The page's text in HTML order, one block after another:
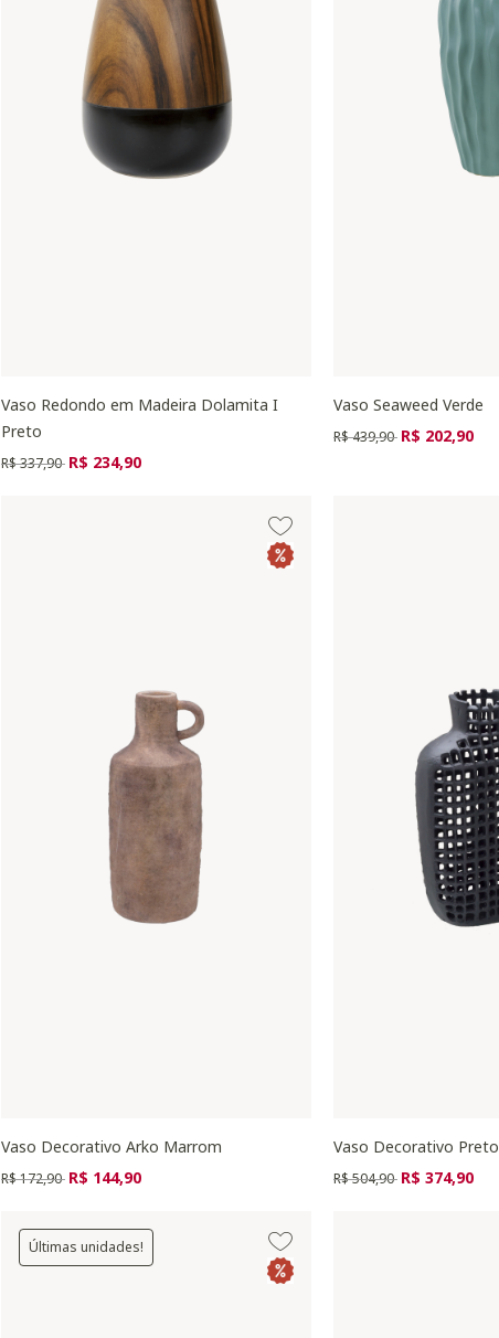
Vaso Redondo em Madeira Dolamita I
Preto
Preço reduzido de
R$ 337,90 para
R$ 234,90
Vaso Seaweed Verde
Preço reduzido de
R$ 439,90 para
R$ 202,90
Vaso Decorativo Arko Marrom
Preço reduzido de
R$ 172,90 para
R$ 144,90
Vaso Decorativo Preto
Preço reduzido de
R$ 504,90 para
R$ 374,90
Últimas unidades!